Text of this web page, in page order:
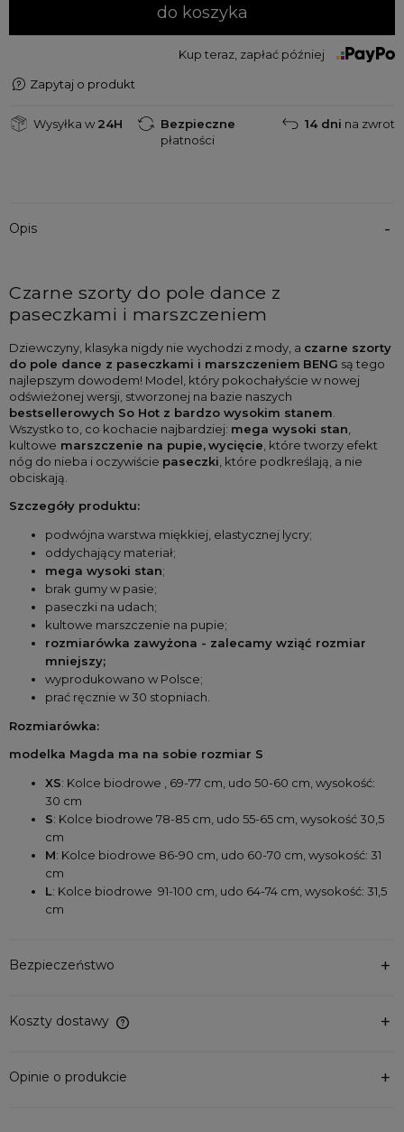
do koszyka
Kup teraz, zapłać później
Zapytaj o produkt
Wysyłka w 24H
Bezpieczne
płatności
14 dni na zwrot
Opis
Czarne szorty do pole dance z
paseczkami i marszczeniem
Dziewczyny, klasyka nigdy nie wychodzi z mody, a czarne szorty
do pole dance z paseczkami i marszczeniem BENG są tego
najlepszym dowodem! Model, który pokochałyście w nowej
odświeżonej wersji, stworzonej na bazie naszych
bestsellerowych So Hot z bardzo wysokim stanem.
Wszystko to, co kochacie najbardziej: mega wysoki stan,
kultowe marszczenie na pupie,wycięcie, które tworzy efekt
nóg do nieba i oczywiście paseczki, które podkreślają, a nie
obciskają.
Szczegóły produktu:
podwójna warstwa miękkiej, elastycznej lycry;
oddychający materiał;
mega wysoki stan;
brak gumy w pasie;
paseczki na udach;
kultowe marszczenie na pupie;
rozmiarówka zawyżona - zalecamy wziąć rozmiar
mniejszy;
wyprodukowano w Polsce;
prać ręcznie w 30 stopniach.
Rozmiarówka:
modelka Magda ma na sobie rozmiar S
XS: Kolce biodrowe , 69-77 cm, udo 50-60 cm, wysokość:
30 cm
S: Kolce biodrowe 78-85 cm, udo 55-65 cm, wysokość 30,5
cm
M: Kolce biodrowe 86-90 cm, udo 60-70 cm, wysokość: 31
cm
L: Kolce biodrowe 91-100 cm, udo 64-74 cm, wysokość: 31,5
cm
Bezpieczeństwo
Koszty dostawy
Cena nie zawiera ewentualnych kosztów płatności
Opinie o produkcie